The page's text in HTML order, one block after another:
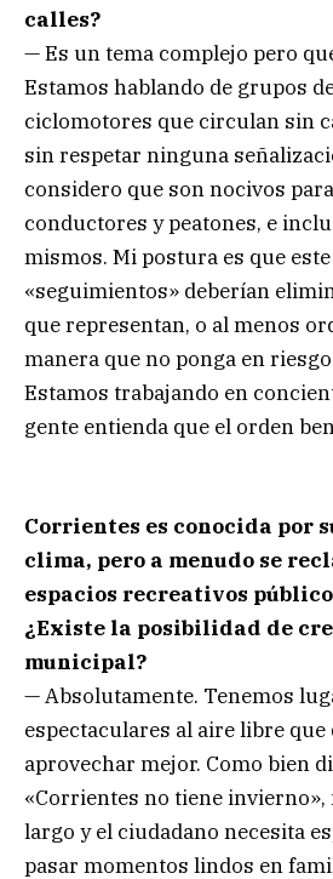
calles?
— Es un tema complejo pero
Estamos hablando de grupos
ciclomotores que circulan sin
sin respetar ninguna
considero que son nocivos
conductores y peatones, e
mismos. Mi postura es que
«seguimientos» deberían
que representan, o al menos
manera que no ponga en
Estamos trabajando en
gente entienda que el orden
Corrientes es conocida por
clima, pero a menudo se
espacios recreativos
¿Existe la posibilidad de
municipal?
— Absolutamente. Tenemos
espectaculares al aire libre que
aprovechar mejor. Como bien
«Corrientes no tiene
largo y el ciudadano necesita
pasar momentos lindos en